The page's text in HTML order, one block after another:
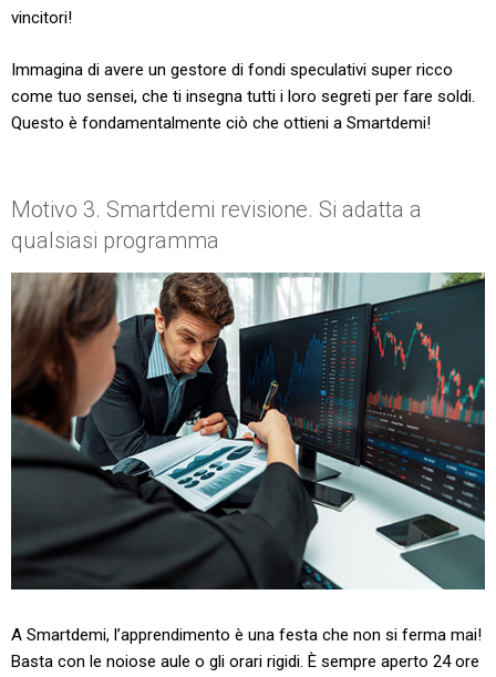
vincitori!
Immagina di avere un gestore di fondi speculativi super ricco
come tuo sensei, che ti insegna tutti i loro segreti per fare soldi.
Questo è fondamentalmente ciò che ottieni a Smartdemi!
Motivo 3. Smartdemi revisione. Si adatta a
qualsiasi programma
A Smartdemi, l’apprendimento è una festa che non si ferma mai!
Basta con le noiose aule o gli orari rigidi. È sempre aperto 24 ore